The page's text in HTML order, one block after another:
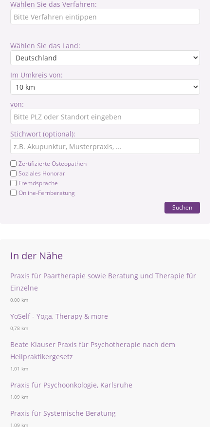
Wählen Sie das Verfahren:
Wählen Sie das Land:
Im Umkreis von:
von:
Stichwort (optional):
Zertifizierte Osteopathen
Soziales Honorar
Fremdsprache
Online-Fernberatung
Suchen
In der Nähe
Praxis für Paartherapie sowie Beratung und Therapie für
Einzelne
0,00 km
YoSelf - Yoga, Therapy & more
0,78 km
Beate Klauser Praxis für Psychotherapie nach dem
Heilpraktikergesetz
1,01 km
Praxis für Psychoonkologie, Karlsruhe
1,09 km
Praxis für Systemische Beratung
1,09 km